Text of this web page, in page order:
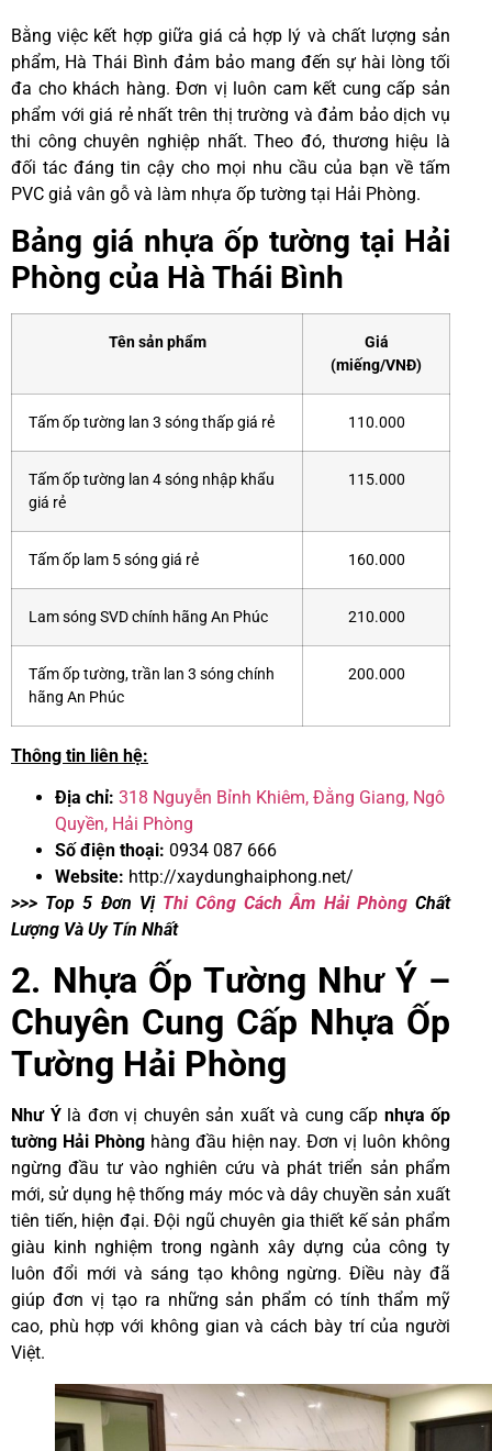
Bằng việc kết hợp giữa giá cả hợp lý và chất lượng sản
phẩm, Hà Thái Bình đảm bảo mang đến sự hài lòng tối
đa cho khách hàng. Đơn vị luôn cam kết cung cấp sản
phẩm với giá rẻ nhất trên thị trường và đảm bảo dịch vụ
thi công chuyên nghiệp nhất. Theo đó, thương hiệu là
đối tác đáng tin cậy cho mọi nhu cầu của bạn về tấm
PVC giả vân gỗ và làm nhựa ốp tường tại Hải Phòng.
Bảng giá nhựa ốp tường tại Hải
Phòng của Hà Thái Bình
Tên sản phẩm
Giá
(miếng/VNĐ)
Tấm ốp tường lan 3 sóng thấp giá rẻ 110.000
Tấm ốp tường lan 4 sóng nhập khẩu
giá rẻ
115.000
Tấm ốp lam 5 sóng giá rẻ 160.000
Lam sóng SVD chính hãng An Phúc 210.000
Tấm ốp tường, trần lan 3 sóng chính
hãng An Phúc
200.000
Thông tin liên hệ:
Địa chỉ: 318 Nguyễn Bỉnh Khiêm, Đằng Giang, Ngô
Quyền, Hải Phòng
Số điện thoại: 0934 087 666
Website: http://xaydunghaiphong.net/
>>> Top 5 Đơn Vị Thi Công Cách Âm Hải PhòngChất
Lượng Và Uy Tín Nhất
2. Nhựa Ốp Tường Như Ý –
Chuyên Cung Cấp Nhựa Ốp
Tường Hải Phòng
Như Ý là đơn vị chuyên sản xuất và cung cấp nhựa ốp
tường Hải Phònghàng đầu hiện nay. Đơn vị luôn không
ngừng đầu tư vào nghiên cứu và phát triển sản phẩm
mới, sử dụng hệ thống máy móc và dây chuyền sản xuất
tiên tiến, hiện đại. Đội ngũ chuyên gia thiết kế sản phẩm
giàu kinh nghiệm trong ngành xây dựng của công ty
luôn đổi mới và sáng tạo không ngừng. Điều này đã
giúp đơn vị tạo ra những sản phẩm có tính thẩm mỹ
cao, phù hợp với không gian và cách bày trí của người
Việt.